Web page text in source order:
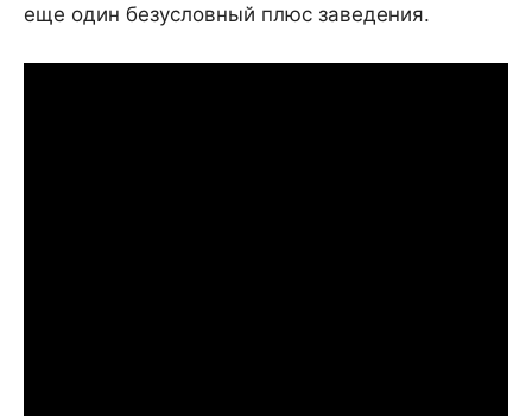
еще один безусловный плюс заведения.